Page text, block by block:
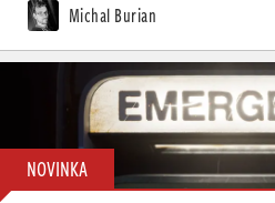
Michal Burian
NOVINKA